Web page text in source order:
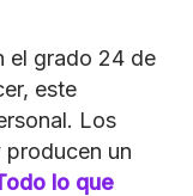
el grado 24 de
este
Los
un
lo que